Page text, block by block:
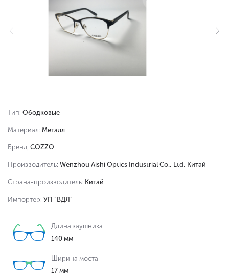
Тип: Ободковые
Материал: Металл
Бренд: COZZO
Производитель: Wenzhou Aishi Optics Industrial Co., Ltd, Китай
Страна-производитель: Китай
Импортер: УП "ВДЛ"
Длина заушника
140 мм
Ширина моста
17 мм